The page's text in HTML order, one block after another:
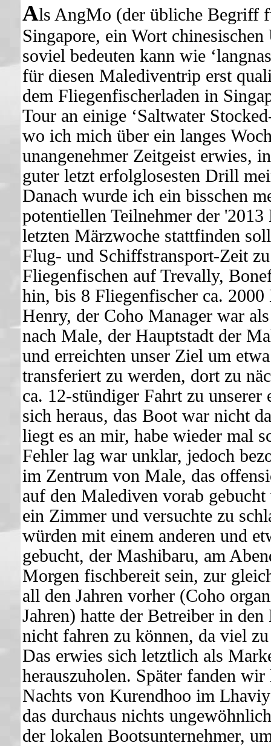
Als AngMo (der übliche Begriff
Singapore, ein Wort
soviel bedeuten kann wie
für diesen Malediventrip erst
dem Fliegenfischerladen in
Tour an einige ‘Saltwater
wo ich mich über ein langes
unangenehmer Zeitgeist erwies,
guter letzt erfolglosesten Drill
Danach wurde ich ein bisschen
potentiellen Teilnehmer der
letzten Märzwoche stattfinden
Flug- und Schiffstransport-Zeit
Fliegenfischen auf Trevally,
hin, bis 8 Fliegenfischer ca.
Henry, der Coho Manager war
nach Male, der Hauptstadt der
und erreichten unser Ziel um
transferiert zu werden, dort zu
ca. 12-stündiger Fahrt zu
sich heraus, das Boot war nicht
liegt es an mir, habe wieder mal
Fehler lag war unklar, jedoch
im Zentrum von Male, das
auf den Malediven vorab
ein Zimmer und versuchte zu
würden mit einem anderen und
gebucht, der Mashibaru, am
Morgen fischbereit sein, zur
all den Jahren vorher (Coho
Jahren) hatte der Betreiber in
nicht fahren zu können, da viel
Das erwies sich letztlich als
herauszuholen. Später fanden wir
Nachts von Kurendhoo im
das durchaus nichts
der lokalen Bootsunternehmer,